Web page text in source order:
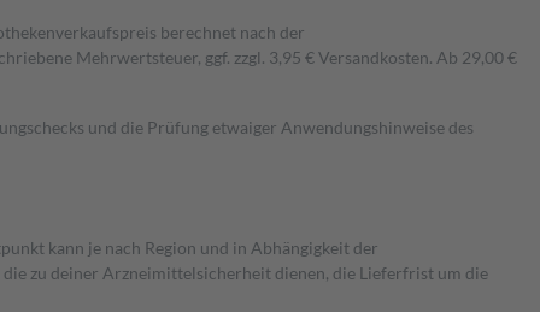
berechnet nach der
Mehrwertsteuer, ggf. zzgl. 3,95 € Versandkosten. Ab 29,00 €
und die Prüfung etwaiger Anwendungshinweise des
kann je nach Region und in Abhängigkeit der
zu deiner Arzneimittelsicherheit dienen, die Lieferfrist um die